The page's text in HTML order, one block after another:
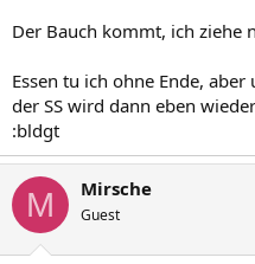
Der Bauch kommt, ich ziehe
Essen tu ich ohne Ende,
der SS wird dann eben
:bldgt
M Mirsche
Guest